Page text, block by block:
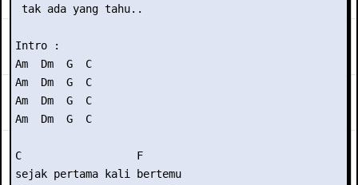
tak ada yang tahu..
Intro :
Am  Dm  G  C
Am  Dm  G  C
Am  Dm  G  C
Am  Dm  G  C
C                  F
sejak pertama kali bertemu